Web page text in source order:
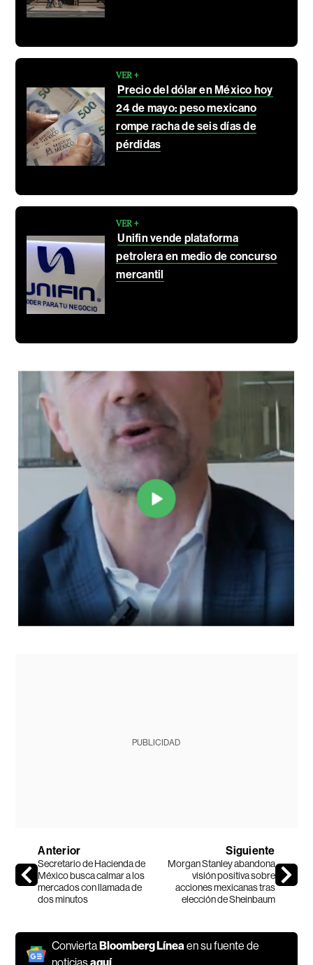
VER +
Precio del dólar en México hoy
24 de mayo: peso mexicano
rompe racha de seis días de
pérdidas
VER +
Unifin vende plataforma
petrolera en medio de concurso
mercantil
PUBLICIDAD
Anterior
Secretario de Hacienda de
México busca calmar a los
mercados con llamada de
dos minutos
Siguiente
Morgan Stanley abandona
visión positiva sobre
acciones mexicanas tras
elección de Sheinbaum
ConviertaBloomberg Línea en su fuente de
noticiasaquí